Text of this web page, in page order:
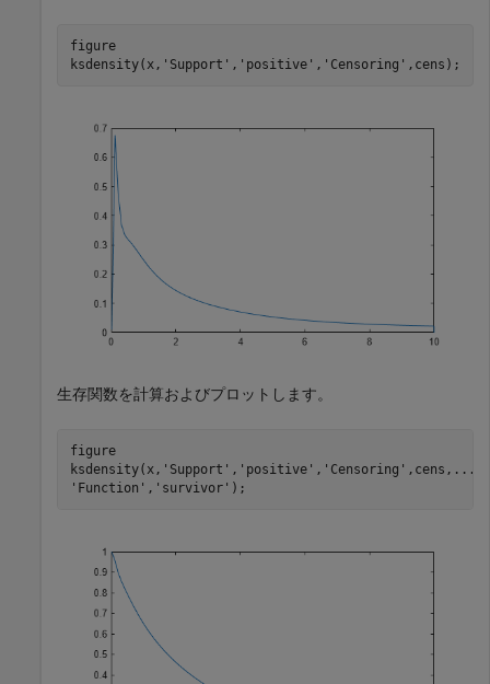
figure
ksdensity(x, 'Support' , 'positive' , 'Censoring' ,cens);
生存関数を計算およびプロットします。
figure
ksdensity(x, 'Support' , 'positive' , 'Censoring' ,cens, ...
'Function' , 'survivor' );